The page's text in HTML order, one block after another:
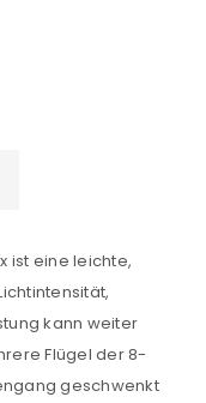
ist eine leichte,
kann weiter
Flügel der 8-
geschwenkt